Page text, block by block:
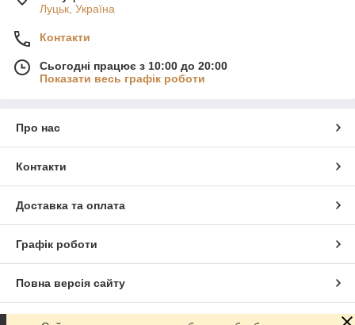
Луцьк, Україна
Контакти
Сьогодні працює з 10:00 до 20:00
Показати весь графік роботи
Про нас
Контакти
Доставка та оплата
Графік роботи
Повна версія сайту
Сайт створено на маркетплейсі Prom.ua